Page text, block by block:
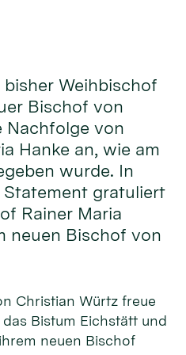
Weihbischof
Bischof von
Nachfolge von
Hanke an, wie am
wurde. In
gratuliert
Rainer Maria
neuen Bischof von
Christian Würtz freue
Bistum Eichstätt und
neuen Bischof